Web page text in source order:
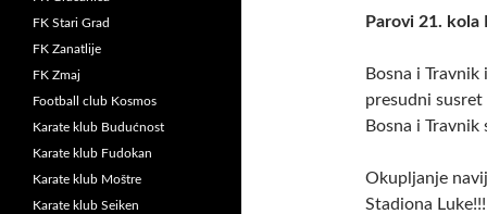
Parovi 21. kola
Bosna i
presudni
Bosna i
Okupljanje
Stadiona Luke!!!
FK Stari Grad
FK Zanatlije
FK Zmaj
Football club Kosmos
Karate klub Budućnost
Karate klub Fudokan
Karate klub Moštre
Karate klub Seiken